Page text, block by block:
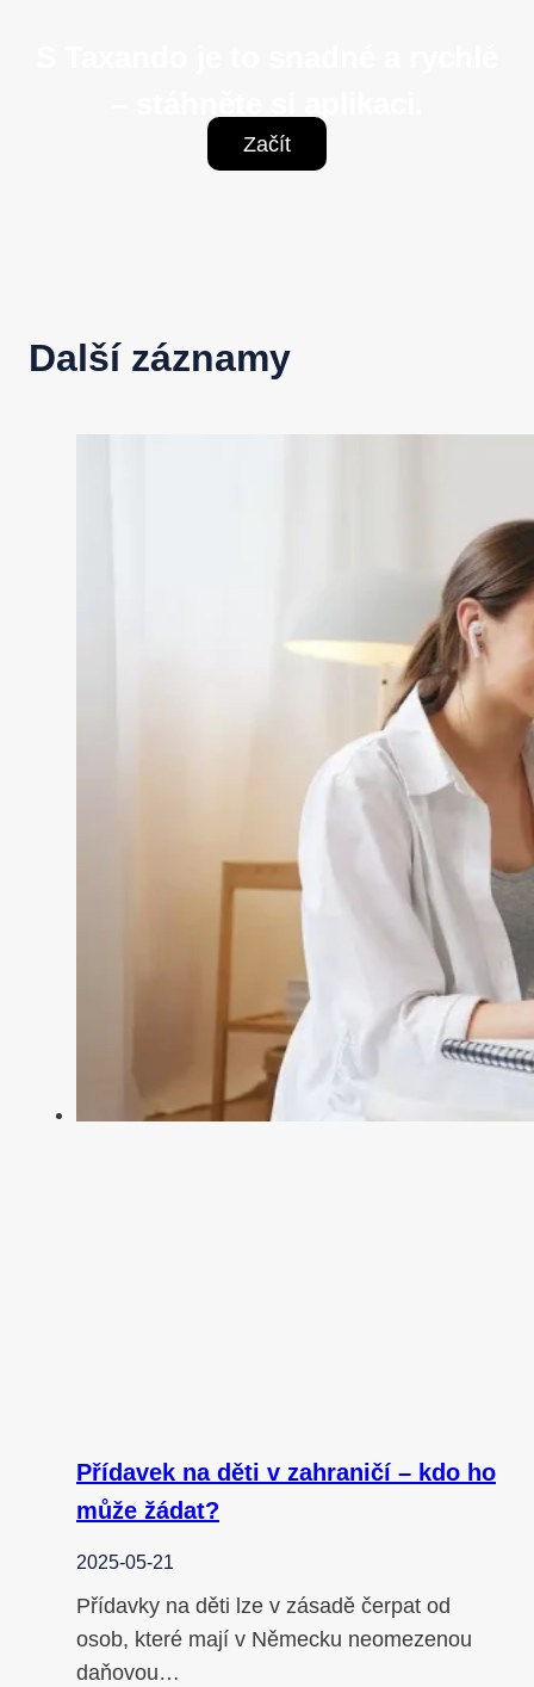
Začít
Další záznamy
Přídavek na děti v zahraničí – kdo ho
může žádat?
2025-05-21
Přídavky na děti lze v zásadě čerpat od
osob, které mají v Německu neomezenou
daňovou…